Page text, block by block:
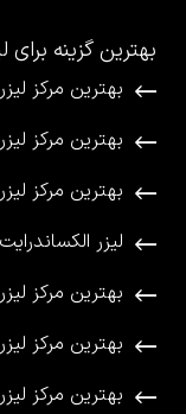
بهترین گزینه برای
بهترین مرکز
بهترین مرکز
بهترین مرکز
لیزر
بهترین مرکز
بهترین مرکز
بهترین مرکز